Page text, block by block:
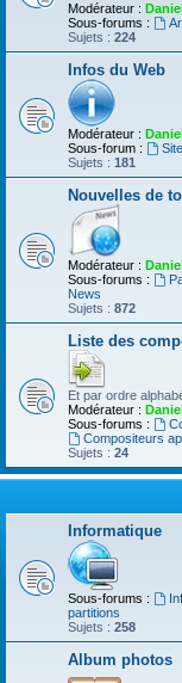
Modérateur :
Sous-forums :
Sujets : 224
Infos du Web
Modérateur :
Sous-forum :
Sujets : 181
Nouvelles de
Modérateur :
Sous-forums :
News
Sujets : 872
Liste des
Et par ordre
Modérateur :
Sous-forums :
Compositeurs
Sujets : 24
Informatique
Sous-forums :
partitions
Sujets : 258
Album photos